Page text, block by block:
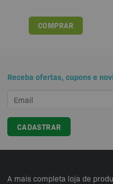
COMPRAR
Receba ofertas, cupons e
A mais completa loja de